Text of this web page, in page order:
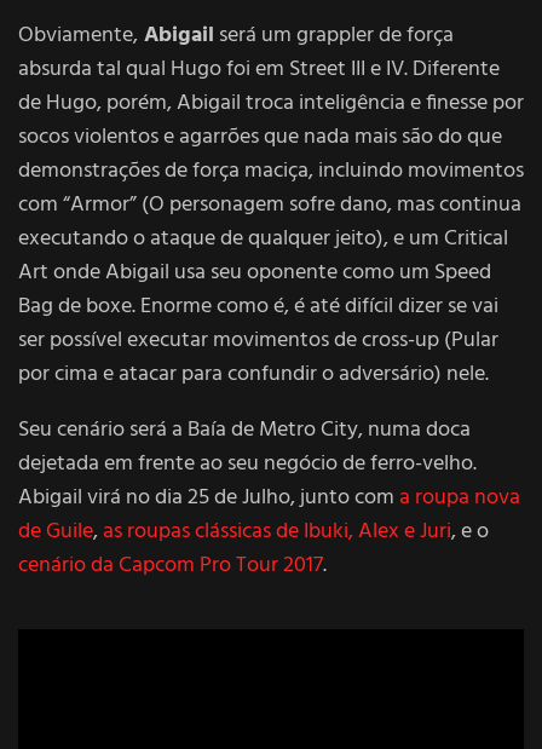
Obviamente,Abigail será um grappler de força
absurda tal qual Hugo foi em Street III e IV. Diferente
de Hugo, porém, Abigail troca inteligência e finesse por
socos violentos e agarrões que nada mais são do que
demonstrações de força maciça, incluindo movimentos
com “Armor” (O personagem sofre dano, mas continua
executando o ataque de qualquer jeito), e um Critical
Art onde Abigail usa seu oponente como um Speed
Bag de boxe. Enorme como é, é até difícil dizer se vai
ser possível executar movimentos de cross-up (Pular
por cima e atacar para confundir o adversário) nele.
Seu cenário será a Baía de Metro City, numa doca
dejetada em frente ao seu negócio de ferro-velho.
Abigail virá no dia 25 de Julho, junto com a roupa nova
de Guile,as roupas clássicas de Ibuki, Alex e Juri, e o
cenário da Capcom Pro Tour 2017.